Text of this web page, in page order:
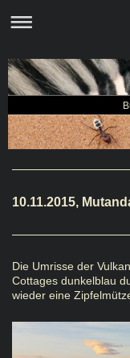
10.11.2015,
Die Umrisse der
Cottages dunkelblau
wieder eine